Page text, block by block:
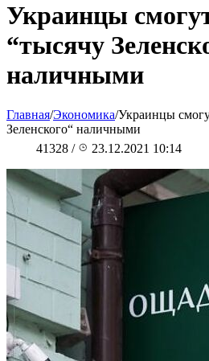
Украинцы
“тысячу
наличными
Главная/Экономика/Украинцы
Зеленского“ наличными
41328 / 23.12.2021 10:14